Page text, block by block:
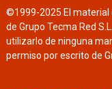
©1999-2025 El material
de Grupo Tecma Red
utilizarlo de ninguna
permiso por escrito de